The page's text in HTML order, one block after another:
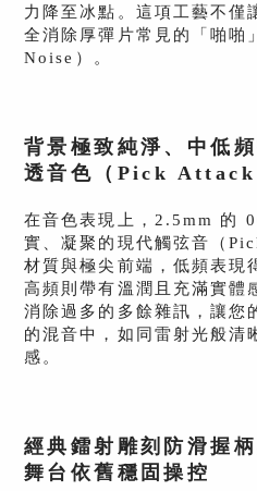
力降至冰點。這項工藝不僅
全消除厚彈片常見的「啪啪
Noise）。
背景極致純淨、中低
透音色（Pick Attack
在音色表現上，2.5mm 的
實、凝聚的現代觸弦音（
材質與極尖前端，低頻表現
高頻則帶有溫潤且充滿實體
消除過多的多餘雜訊，讓您
的混音中，如同雷射光般清
感。
經典鐳射雕刻防滑握
舞台依舊穩固操控